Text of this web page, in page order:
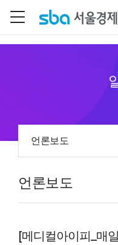
언론보도
언론보도
[메디컬아이피_매